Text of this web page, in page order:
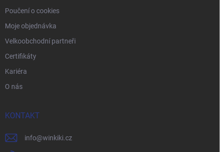
Poučení o cookies
Moje objednávka
Velkoobchodní partneři
Certifikáty
Kariéra
O nás
KONTAKT
info@winkiki.cz